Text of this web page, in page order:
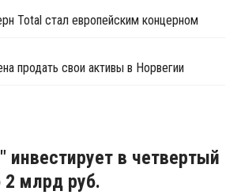
Total стал европейским концерном
продать свои активы в Норвегии
инвестирует в четвертый
2 млрд руб.